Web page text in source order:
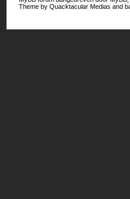
Theme byQuacktacular Medias and